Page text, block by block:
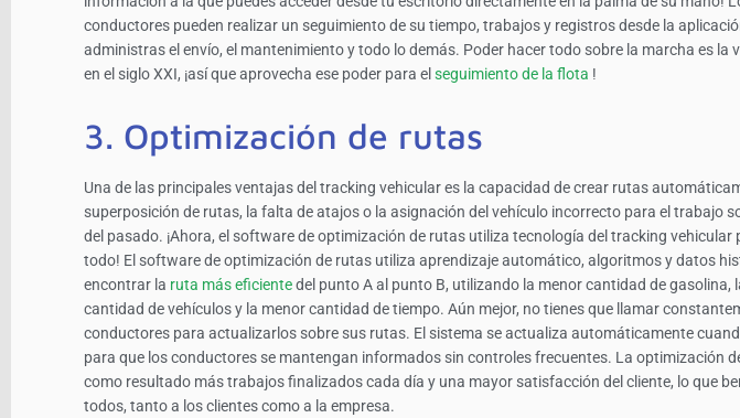
conductores pueden realizar un seguimiento de su tiempo, trabajos y registros desde la
administras el envío, el mantenimiento y todo lo demás. Poder hacer todo sobre la marcha es la
en el siglo XXI, ¡así que aprovecha ese poder para elseguimiento de la flota !
3. Optimización de rutas
Una de las principales ventajas del tracking vehicular es la capacidad de crear rutas
superposición de rutas, la falta de atajos o la asignación del vehículo incorrecto para el trabajo
del pasado. ¡Ahora, el software de optimización de rutas utiliza tecnología del tracking vehicular
todo! El software de optimización de rutas utiliza aprendizaje automático, algoritmos y datos
encontrar la ruta más eficientedel punto A al punto B, utilizando la menor cantidad de gasolina,
cantidad de vehículos y la menor cantidad de tiempo. Aún mejor, no tienes que llamar
conductores para actualizarlos sobre sus rutas. El sistema se actualiza automáticamente
para que los conductores se mantengan informados sin controles frecuentes. La optimización
como resultado más trabajos finalizados cada día y una mayor satisfacción del cliente, lo que
todos, tanto a los clientes como a la empresa.